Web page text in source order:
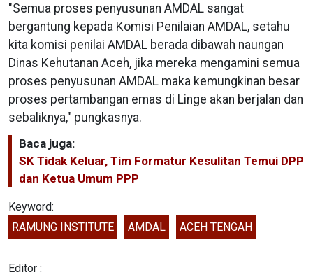
"Semua proses penyusunan AMDAL sangat
bergantung kepada Komisi Penilaian AMDAL, setahu
kita komisi penilai AMDAL berada dibawah naungan
Dinas Kehutanan Aceh, jika mereka mengamini semua
proses penyusunan AMDAL maka kemungkinan besar
proses pertambangan emas di Linge akan berjalan dan
sebaliknya," pungkasnya.
Baca juga:
SK Tidak Keluar, Tim Formatur Kesulitan Temui DPP
dan Ketua Umum PPP
Keyword:
RAMUNG INSTITUTE
AMDAL ACEH TENGAH
Editor :